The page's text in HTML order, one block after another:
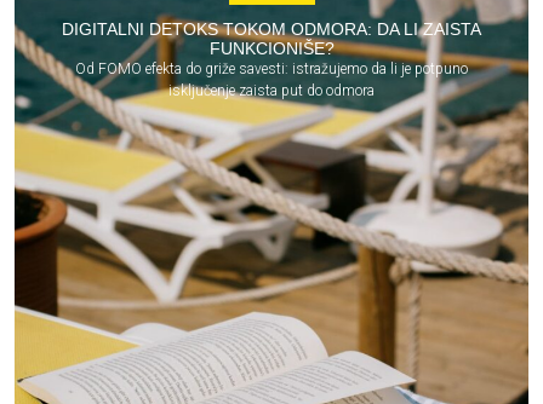
DIGITALNI DETOKS TOKOM ODMORA: DA LI ZAISTA
FUNKCIONIŠE?
Od FOMO efekta do griže savesti: istražujemo da li je potpuno
isključenje zaista put do odmora